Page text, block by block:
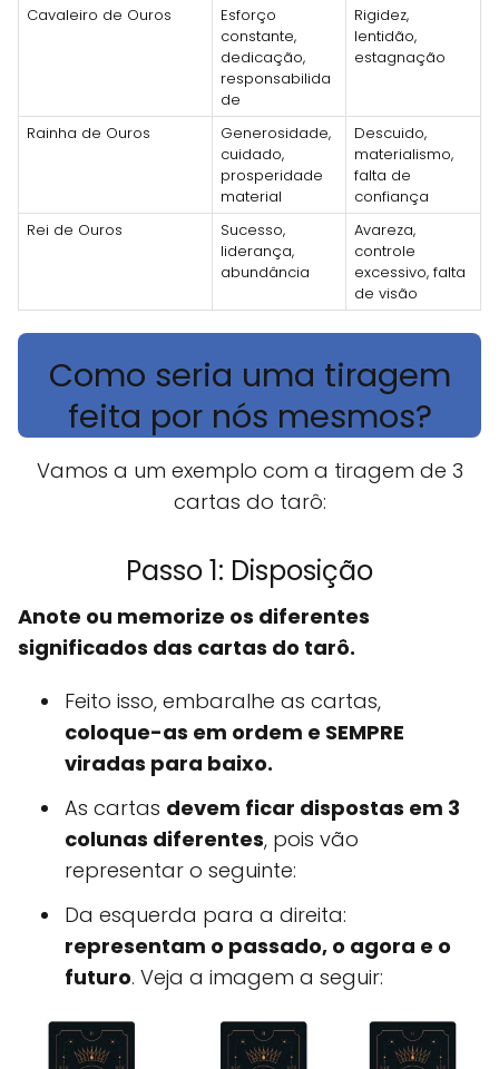
Cavaleiro de Ouros
Esforço
constante,
dedicação,
responsabilida
de
Rigidez,
lentidão,
estagnação
Rainha de Ouros
Generosidade,
cuidado,
prosperidade
material
Descuido,
materialismo,
falta de
confiança
Rei de Ouros
Sucesso,
liderança,
abundância
Avareza,
controle
excessivo, falta
de visão
Como seria uma tiragem
feita por nós mesmos?
Vamos a um exemplo com a tiragem de 3
cartas do tarô:
Passo 1: Disposição
Anote ou memorize os diferentes
significados das cartas do tarô.
Feito isso, embaralhe as cartas,
coloque-as em ordem e SEMPRE
viradas para baixo.
As cartas devem ficar dispostas em 3
colunas diferentes, pois vão
representar o seguinte:
Da esquerda para a direita:
representam o passado, o agora e o
futuro. Veja a imagem a seguir: